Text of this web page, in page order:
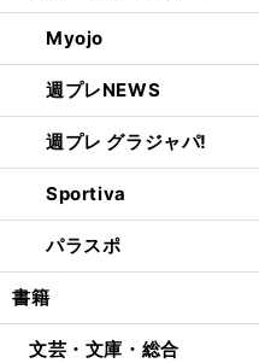
Myojo
週プレNEWS
週プレ グラジャパ!
Sportiva
パラスポ
書籍
文芸・文庫・総合